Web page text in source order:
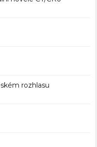
rozhlasu